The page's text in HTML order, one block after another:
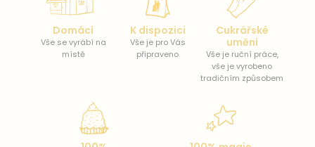
Domácí
Vše se vyrábí na
místě
K dispozici
Vše je pro Vás
připraveno
Cukrářské
umění
Vše je ruční práce,
vše je vyrobeno
tradičním způsobem